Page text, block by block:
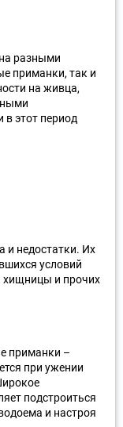
разными
приманки, так и
на живца,
в этот период
и недостатки. Их
условий
хищницы и прочих
приманки –
при ужении
подстроиться
и настроя